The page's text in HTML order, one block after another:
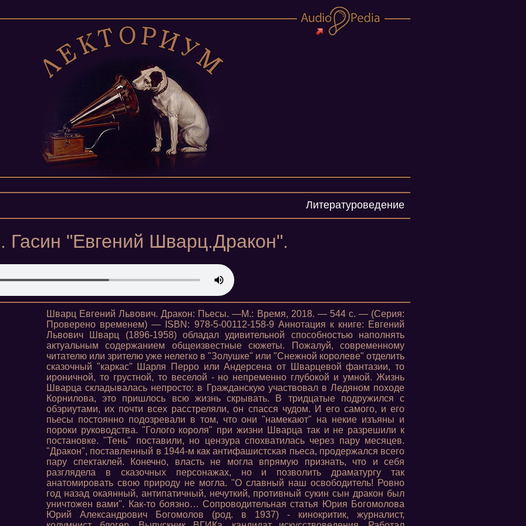
Литературоведение
Гасин "Евгений Шварц.Дракон".
Шварц Евгений Львович. Дракон: Пьесы. —М.: Время, 2018. — 544 с. — (Серия:
Проверено временем) — ISBN: 978-5-00112-158-9 Аннотация к книге: Евгений
Львович Шварц (1896-1958) обладал удивительной способностью наполнять
актуальным содержанием общеизвестные сюжеты. Пожалуй, современному
читателю или зрителю уже нелегко в "Золушке" или "Снежной королеве" отделить
сказочный "каркас" Шарля Перро или Андерсена от Шварцевой фантазии, то
ироничной, то грустной, то веселой - но непременно глубокой и умной. Жизнь
Шварца складывалась непросто: в Гражданскую участвовал в Ледяном походе
Корнилова, это пришлось всю жизнь скрывать. В тридцатые подружился с
обэриутами, их почти всех расстреляли, он спасся чудом. И его самого, и его
пьесы постоянно подозревали в том, что они "намекают" на некие изъяны и
пороки руководства. "Голого короля" при жизни Шварца так и не разрешили к
постановке. "Тень" поставили, но цензура спохватилась через пару месяцев.
"Дракон", поставленный в 1944-м как антифашистская пьеса, продержался всего
пару спектаклей. Конечно, власть не могла впрямую признать, что и себя
разглядела в сказочных персонажах, но и позволить драматургу так
анатомировать свою природу не могла. "О славный наш освободитель! Ровно
год назад окаянный, антипатичный, нечуткий, противный сукин сын дракон был
уничтожен вами". Как-то боязно… Сопроводительная статья Юрия Богомолова
Юрий Александрович Богомолов (род. в 1937) - кинокритик, журналист,